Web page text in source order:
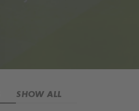
SHOW ALL